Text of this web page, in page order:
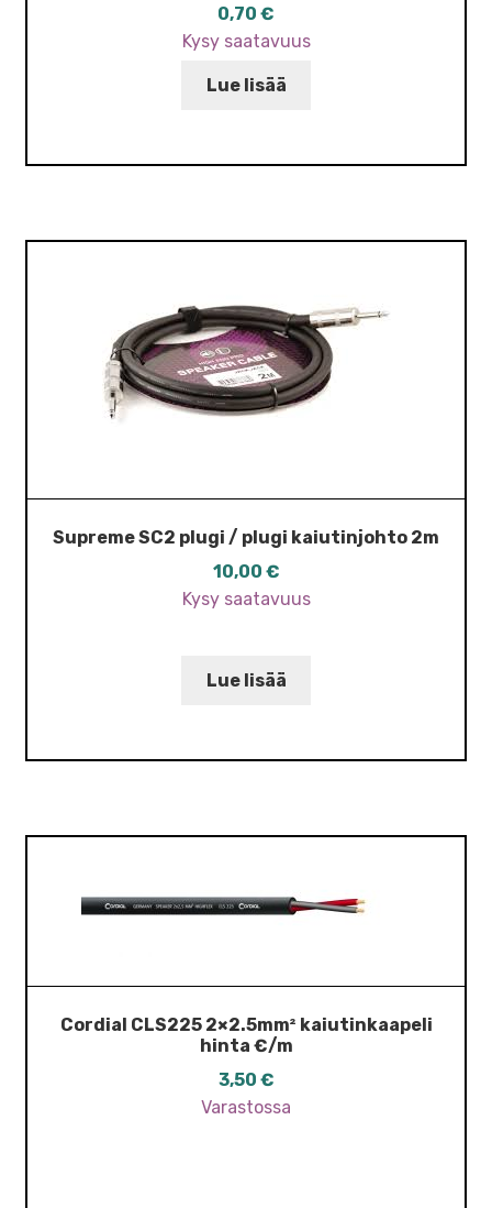
0,70 €
Kysy saatavuus
Lue lisää
Supreme SC2 plugi / plugi kaiutinjohto 2m
10,00 €
Kysy saatavuus
Lue lisää
Cordial CLS225 2×2.5mm² kaiutinkaapeli
hinta €/m
3,50 €
Varastossa